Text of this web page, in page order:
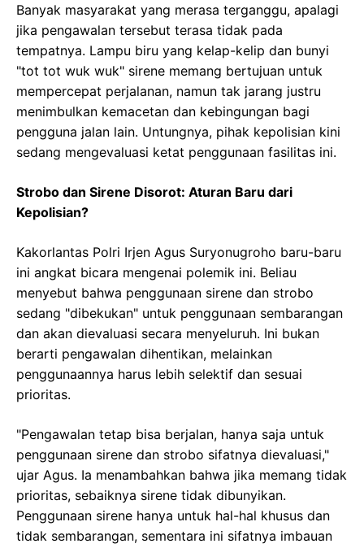
Banyak masyarakat yang merasa terganggu, apalagi
jika pengawalan tersebut terasa tidak pada
tempatnya. Lampu biru yang kelap-kelip dan bunyi
"tot tot wuk wuk" sirene memang bertujuan untuk
mempercepat perjalanan, namun tak jarang justru
menimbulkan kemacetan dan kebingungan bagi
pengguna jalan lain. Untungnya, pihak kepolisian kini
sedang mengevaluasi ketat penggunaan fasilitas ini.
Strobo dan Sirene Disorot: Aturan Baru dari
Kepolisian?
Kakorlantas Polri Irjen Agus Suryonugroho baru-baru
ini angkat bicara mengenai polemik ini. Beliau
menyebut bahwa penggunaan sirene dan strobo
sedang "dibekukan" untuk penggunaan sembarangan
dan akan dievaluasi secara menyeluruh. Ini bukan
berarti pengawalan dihentikan, melainkan
penggunaannya harus lebih selektif dan sesuai
prioritas.
"Pengawalan tetap bisa berjalan, hanya saja untuk
penggunaan sirene dan strobo sifatnya dievaluasi,"
ujar Agus. Ia menambahkan bahwa jika memang tidak
prioritas, sebaiknya sirene tidak dibunyikan.
Penggunaan sirene hanya untuk hal-hal khusus dan
tidak sembarangan, sementara ini sifatnya imbauan